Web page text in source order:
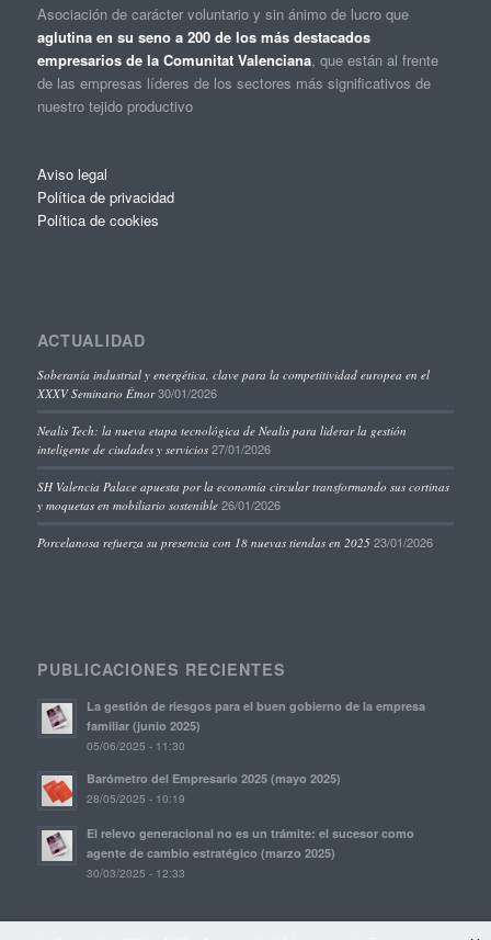
Asociación de carácter voluntario y sin ánimo de lucro que
aglutina en su seno a 200 de los más destacados
empresarios de la Comunitat Valenciana, que están al frente
de las empresas líderes de los sectores más significativos de
nuestro tejido productivo
Aviso legal
Política de privacidad
Política de cookies
ACTUALIDAD
Soberanía industrial y energética, clave para la competitividad europea en el
XXXV Seminario Étnor 30/01/2026
Nealis Tech: la nueva etapa tecnológica de Nealis para liderar la gestión
inteligente de ciudades y servicios 27/01/2026
SH Valencia Palace apuesta por la economía circular transformando sus cortinas
y moquetas en mobiliario sostenible 26/01/2026
Porcelanosa refuerza su presencia con 18 nuevas tiendas en 2025 23/01/2026
PUBLICACIONES RECIENTES
La gestión de riesgos para el buen gobierno de la empresa
familiar (junio 2025)
05/06/2025 - 11:30
Barómetro del Empresario 2025 (mayo 2025)
28/05/2025 - 10:19
El relevo generacional no es un trámite: el sucesor como
agente de cambio estratégico (marzo 2025)
30/03/2025 - 12:33